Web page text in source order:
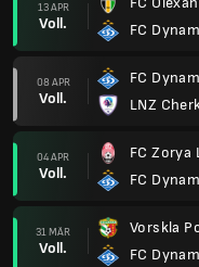
13 APR
Voll.
FC
08 APR
Voll.
FC
LNZ
04 APR
Voll.
FC Zorya
FC
31 MÄR
Voll.
Vorskla
FC